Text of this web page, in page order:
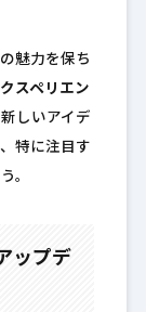
魅力を保ち
スペリエン
しいアイデ
特に注目す
。
ップデ